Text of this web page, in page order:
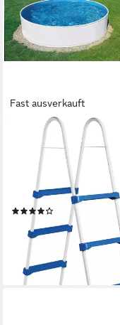
Fast ausverkauft
KONIFERA
Rundpool Usedom I inkl.
Leiter & Einhängefilter
3-tlg), in verschiedenen
Größen erhältlich
(31)
ab 206,47 € UVP
349,00 €
18,86 €mtl. in 12 Raten
-41%
lieferbar in 2 Wochen